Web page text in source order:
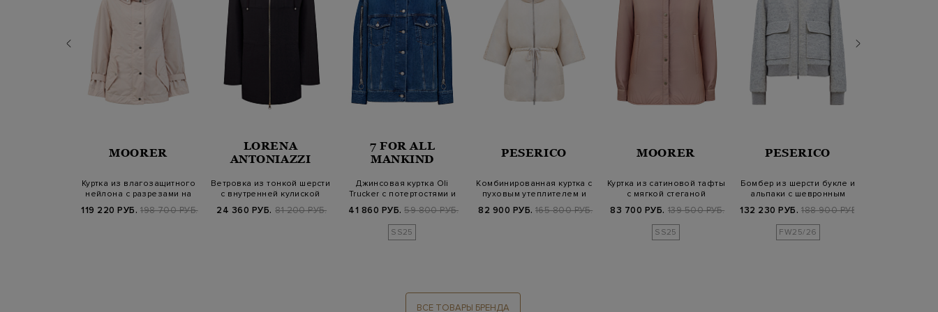
MOORER
Куртка из влагозащитного
нейлона с разрезами на
119 220 РУБ. 198 700 РУБ.
LORENA
ANTONIAZZI
Ветровка из тонкой шерсти
с внутренней кулиской
24 360 РУБ. 81 200 РУБ.
7 FOR ALL
MANKIND
Джинсовая куртка Oli
Trucker с потертостями и
41 860 РУБ. 59 800 РУБ.
SS25
PESERICO
Комбинированная куртка с
пуховым утеплителем и
82 900 РУБ. 165 800 РУБ.
MOORER
Куртка из сатиновой тафты
с мягкой стеганой
83 700 РУБ. 139 500 РУБ.
SS25
PESERICO
Бомбер из шерсти букле и
альпаки с шевронным
132 230 РУБ. 188 900 РУБ.
FW25/26
ВСЕ ТОВАРЫ БРЕНДА